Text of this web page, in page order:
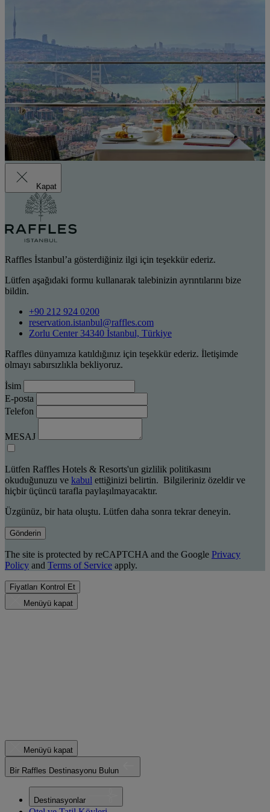
Kapat
Raffles İstanbul’a gösterdiğiniz ilgi için teşekkür ederiz.
Lütfen aşağıdaki formu kullanarak talebinizin ayrıntılarını bize
bildin.
+90 212 924 0200
reservation.istanbul@raffles.com
Zorlu Center 34340 İstanbul, Türkiye
Raffles dünyamıza katıldığınız için teşekkür ederiz. İletişimde
olmayı sabırsızlıkla bekliyoruz.
İsim
E-posta
Telefon
MESAJ
Lütfen Raffles Hotels & Resorts'un gizlilik politikasını
okuduğunuzu ve kabul ettiğinizi belirtin. Bilgileriniz özeldir ve
hiçbir üçüncü tarafla paylaşılmayacaktır.
Üzgünüz, bir hata oluştu. Lütfen daha sonra tekrar deneyin.
Gönderin
The site is protected by reCAPTCHA and the Google Privacy
Policy and Terms of Service apply.
Fiyatları Kontrol Et
Menüyü kapat
Menüyü kapat
Bir Raffles Destinasyonu Bulun
Destinasyonlar